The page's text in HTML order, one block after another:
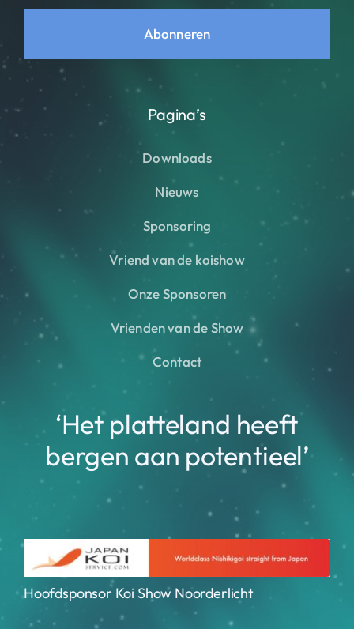
Abonneren
Pagina’s
Downloads
Nieuws
Sponsoring
Vriend van de koishow
Onze Sponsoren
Vrienden van de Show
Contact
‘Het platteland heeft
bergen aan potentieel’
Hoofdsponsor Koi Show Noorderlicht